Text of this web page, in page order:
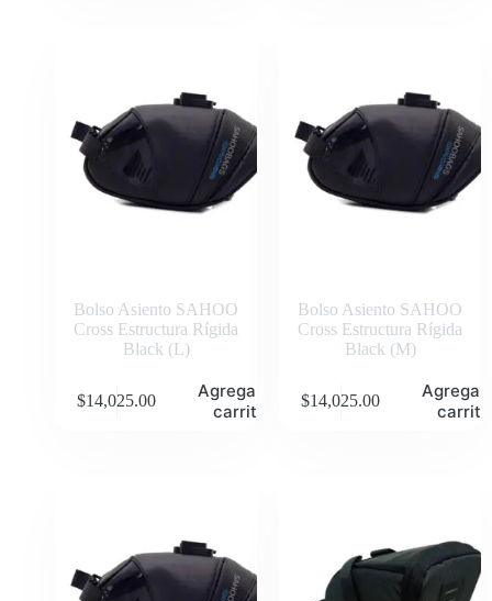
Bolso Asiento SAHOO
Cross Estructura Rígida
Black (L)
$14,025.00
Agregar al
carrito
Bolso Asiento SAHOO
Cross Estructura Rígida
Black (M)
$14,025.00
Agregar
carrito